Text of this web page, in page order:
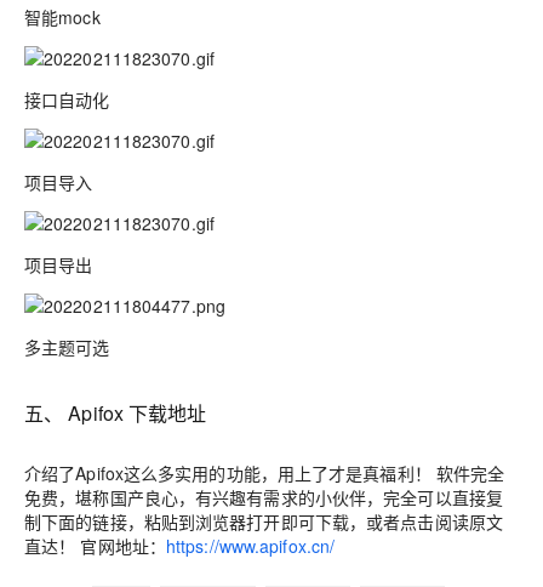
智能mock
接口自动化
项目导入
项目导出
多主题可选
五、Apifox 下载地址
介绍了Apifox这么多实用的功能，用上了才是真福利！ 软件完全
免费，堪称国产良心，有兴趣有需求的小伙伴，完全可以直接复
制下面的链接，粘贴到浏览器打开即可下载，或者点击阅读原文
直达！ 官网地址： https://www.apifox.cn/